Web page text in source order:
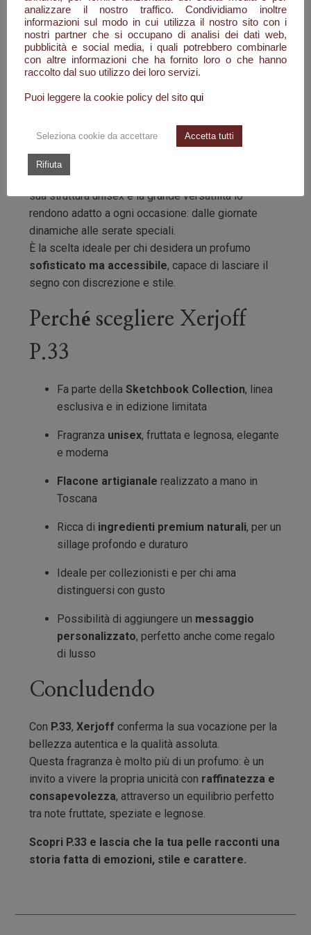
sensuale, conlegno di cedro, ambra emusk
che chiudono la composizione in un abbraccio
persistente e avvolgente.
Raffinatezza unisex, per
Xerjoff P.33
trasmettere
sua struttura unisex e la grande versatilità lo
rendono adatto a ogni occasione: dalle giornate
dinamiche alle serate speciali.
È la scelta ideale per chi desidera un profumo
sofisticato ma accessibile, capace di lasciare il
segno con discrezione e stile.
Perché scegliere Xerjoff
P.33
Fa parte dellaSketchbook Collection, linea
esclusiva e in edizione limitata
Fragranza unisex, fruttata e legnosa, elegante
e moderna
Flacone artigianale realizzato a mano in
Toscana
Ricca di ingredienti premium naturali, per un
sillage profondo e duraturo
Ideale per collezionisti e per chi ama
distinguersi con gusto
Possibilità di aggiungere un messaggio
personalizzato, perfetto anche come regalo
di lusso
Concludendo
Con P.33,Xerjoff conferma la sua vocazione per la
bellezza autentica e la qualità assoluta.
Questa fragranza è molto più di un profumo: è un
invito a vivere la propria unicità con raffinatezza e
consapevolezza, attraverso un equilibrio perfetto
tra note fruttate, speziate e legnose.
Scopri P.33 e lascia che la tua pelle racconti una
storia fatta di emozioni, stile e carattere.
analizzare il nostro traffico. Condividiamo inoltre
informazioni sul modo in cui utilizza il nostro sito con i
nostri partner che si occupano di analisi dei dati web,
pubblicità e social media, i quali potrebbero combinarle
con altre informazioni che ha fornito loro o che hanno
raccolto dal suo utilizzo dei loro servizi.
Puoi leggere la cookie policy del sito qui
Seleziona cookie da accettare Accetta tutti
Rifiuta